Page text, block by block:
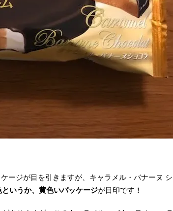
ージが目を引きますが、キャラメル・バナーヌ シ
いうか、黄色いパッケージが目印です！